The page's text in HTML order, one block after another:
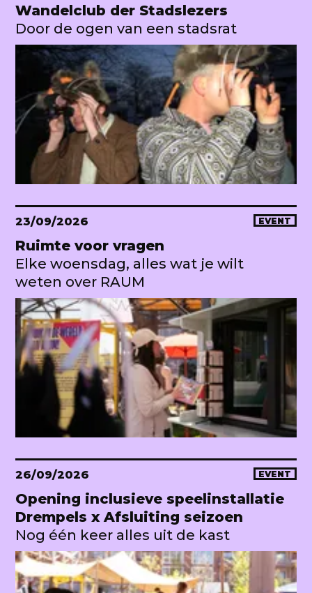
Wandelclub der Stadslezers
Door de ogen van een stadsrat
23/09/2026 EVENT
Ruimte voor vragen
Elke woensdag, alles wat je wilt
weten over RAUM
26/09/2026 EVENT
Opening inclusieve speelinstallatie
Drempels x Afsluiting seizoen
Nog één keer alles uit de kast